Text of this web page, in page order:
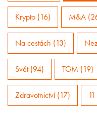
Krypto (16) M&A
Na cestách (13)
Svět (94) TGM (19)
Zdravotnictví (17)